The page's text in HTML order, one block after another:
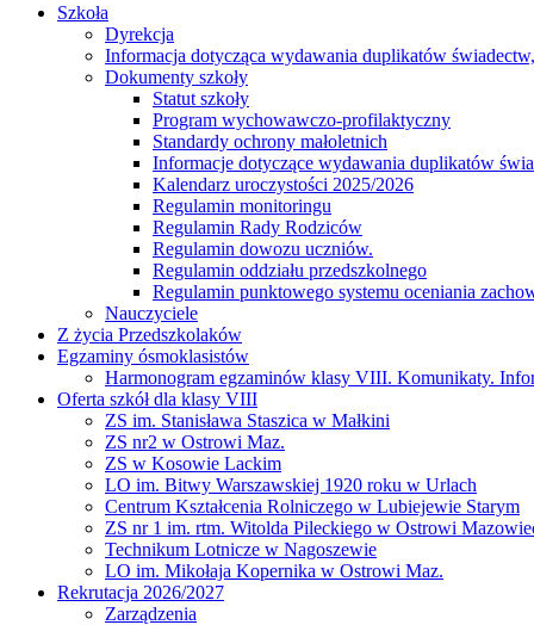
Szkoła
Dyrekcja
Informacja dotycząca wydawania duplikatów
Dokumenty szkoły
Statut szkoły
Program wychowawczo-profilaktyczny
Standardy ochrony małoletnich
Informacje dotyczące wydawania duplikatów
Kalendarz uroczystości 2025/2026
Regulamin monitoringu
Regulamin Rady Rodziców
Regulamin dowozu uczniów.
Regulamin oddziału przedszkolnego
Regulamin punktowego systemu oceniania
Nauczyciele
Z życia Przedszkolaków
Egzaminy ósmoklasistów
Harmonogram egzaminów klasy VIII. Komunikaty.
Oferta szkół dla klasy VIII
ZS im. Stanisława Staszica w Małkini
ZS nr2 w Ostrowi Maz.
ZS w Kosowie Lackim
LO im. Bitwy Warszawskiej 1920 roku w Urlach
Centrum Kształcenia Rolniczego w Lubiejewie Starym
ZS nr 1 im. rtm. Witolda Pileckiego w Ostrowi
Technikum Lotnicze w Nagoszewie
LO im. Mikołaja Kopernika w Ostrowi Maz.
Rekrutacja 2026/2027
Zarządzenia